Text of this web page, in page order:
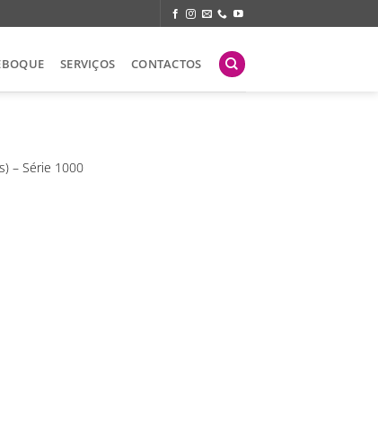
SERVIÇOS CONTACTOS
– Série 1000